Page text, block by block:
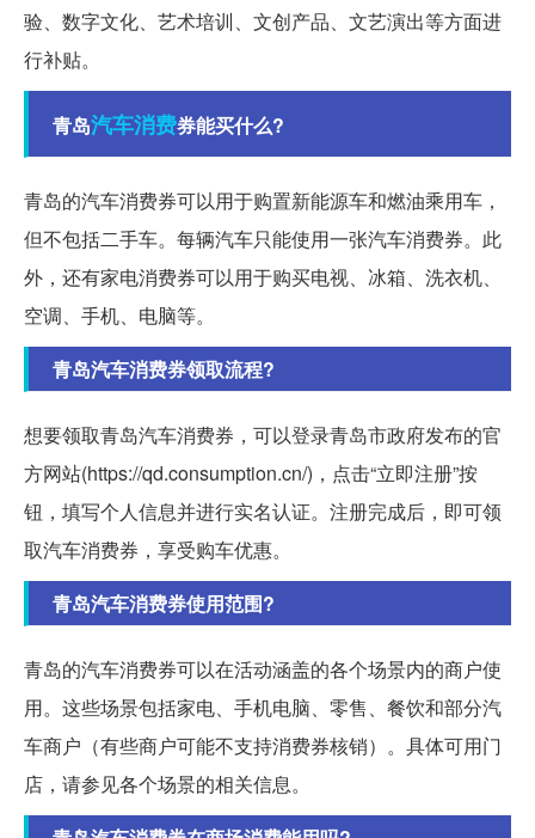
验、数字文化、艺术培训、文创产品、文艺演出等方面进
行补贴。
青岛汽车消费券能买什么?
青岛的汽车消费券可以用于购置新能源车和燃油乘用车，
但不包括二手车。每辆汽车只能使用一张汽车消费券。此
外，还有家电消费券可以用于购买电视、冰箱、洗衣机、
空调、手机、电脑等。
青岛汽车消费券领取流程?
想要领取青岛汽车消费券，可以登录青岛市政府发布的官
方网站(https://qd.consumption.cn/)，点击“立即注册”按
钮，填写个人信息并进行实名认证。注册完成后，即可领
取汽车消费券，享受购车优惠。
青岛汽车消费券使用范围?
青岛的汽车消费券可以在活动涵盖的各个场景内的商户使
用。这些场景包括家电、手机电脑、零售、餐饮和部分汽
车商户（有些商户可能不支持消费券核销）。具体可用门
店，请参见各个场景的相关信息。